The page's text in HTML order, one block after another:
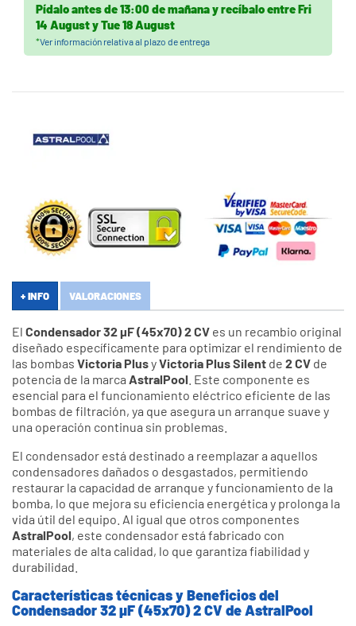
Pídalo antes de13:00 de mañanay recíbaloentreFri
14 AugustyTue 18 August
*Ver información relativa al plazo de entrega
+ INFO VALORACIONES
El Condensador 32 µF (45x70) 2 CV es un recambio original
diseñado específicamente para optimizar el rendimiento de
las bombas Victoria PlusyVictoria Plus Silent de 2 CV de
potencia de la marca AstralPool . Este componente es
esencial para el funcionamiento eléctrico eficiente de las
bombas de filtración, ya que asegura un arranque suave y
una operación continua sin problemas.
El condensador está destinado a reemplazar a aquellos
condensadores dañados o desgastados, permitiendo
restaurar la capacidad de arranque y funcionamiento de la
bomba, lo que mejora su eficiencia energética y prolonga la
vida útil del equipo. Al igual que otros componentes
AstralPool, este condensador está fabricado con
materiales de alta calidad, lo que garantiza fiabilidad y
durabilidad.
Características técnicas y Beneficios del
Condensador 32 µF (45x70) 2 CV de AstralPool